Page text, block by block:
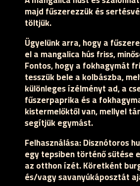
majd fűszerezzük és
töltjük.
Ügyelünk arra, hogy a
el a mangalica hús friss,
Fontos, hogy a fokhagymát
tesszük bele a kolbászba,
különleges ízélményt ad, a
fűszerpaprika és a
kistermelőktől van, mellyel
segítjük egymást.
Felhasználása:Disznótoros
egy tepsiben történő sütése
az otthon ízét. Köretként
és/vagy savanyúkáposztát